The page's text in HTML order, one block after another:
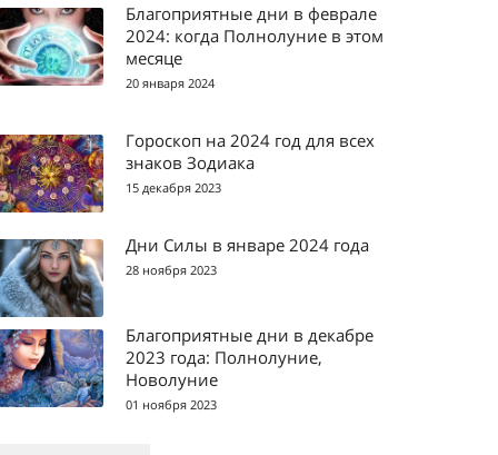
Благоприятные дни в феврале
2024: когда Полнолуние в этом
месяце
20 января 2024
Гороскоп на 2024 год для всех
знаков Зодиака
15 декабря 2023
Дни Силы в январе 2024 года
28 ноября 2023
Благоприятные дни в декабре
2023 года: Полнолуние,
Новолуние
01 ноября 2023